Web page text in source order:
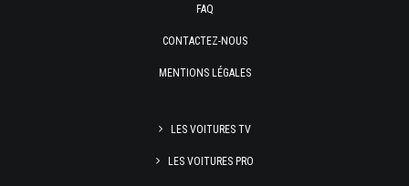
FAQ
CONTACTEZ-NOUS
MENTIONS LÉGALES
LES VOITURES TV
LES VOITURES PRO